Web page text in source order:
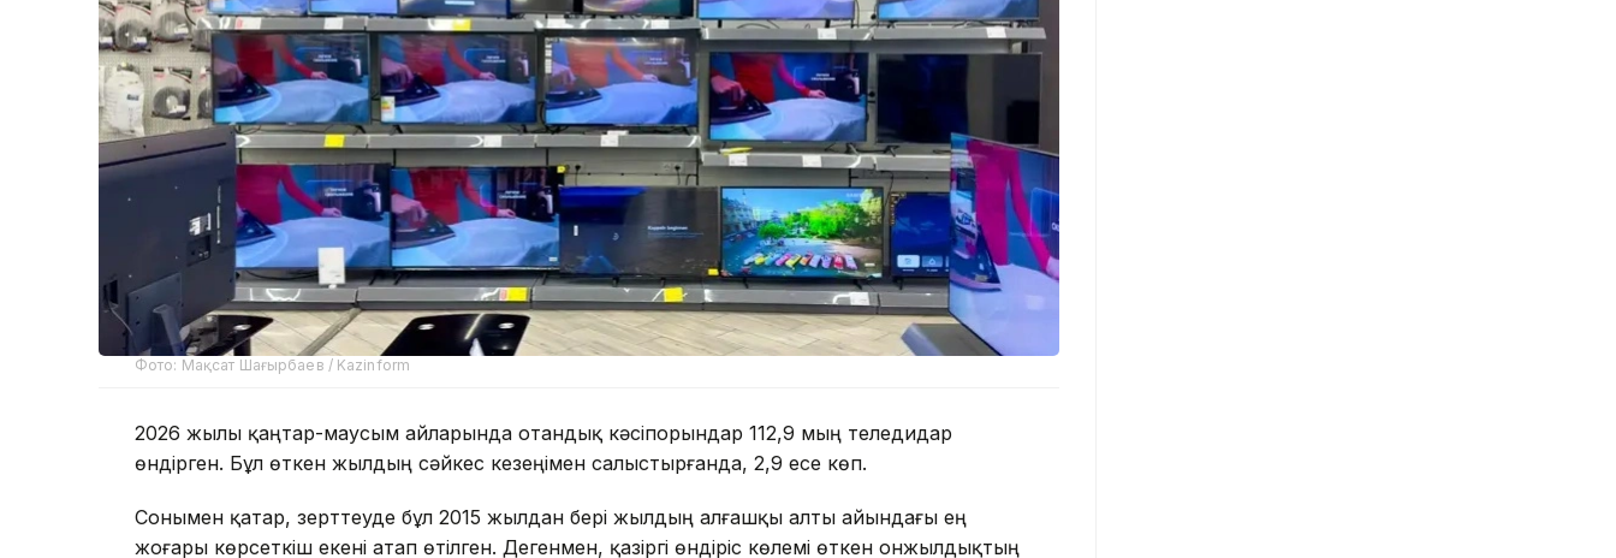
Фото: Мақсат Шағырбаев / Kazinform
2026 жылы қаңтар-маусым айларында отандық кәсіпорындар 112,9 мың теледидар
өндірген. Бұл өткен жылдың сәйкес кезеңімен салыстырғанда, 2,9 есе көп.
Сонымен қатар, зерттеуде бұл 2015 жылдан бері жылдың алғашқы алты айындағы ең
жоғары көрсеткіш екені атап өтілген. Дегенмен, қазіргі өндіріс көлемі өткен онжылдықтың